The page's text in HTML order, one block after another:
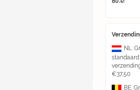
NL:
standaard
€37,50
BE: